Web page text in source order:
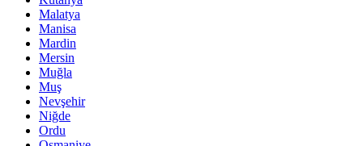
Malatya
Manisa
Mardin
Mersin
Muğla
Muş
Nevşehir
Niğde
Ordu